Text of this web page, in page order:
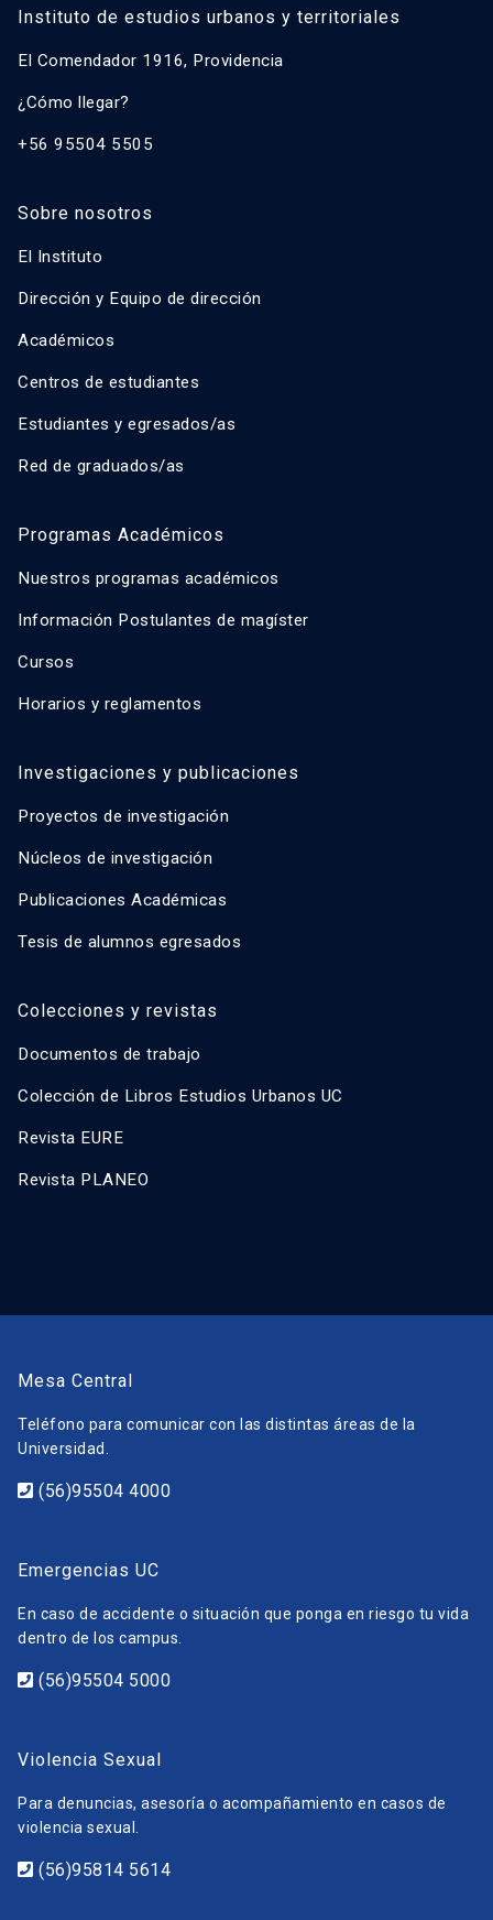
Instituto de estudios urbanos y territoriales
El Comendador 1916, Providencia
¿Cómo llegar?
+56 95504 5505
Sobre nosotros
El Instituto
Dirección y Equipo de dirección
Académicos
Centros de estudiantes
Estudiantes y egresados/as
Red de graduados/as
Programas Académicos
Nuestros programas académicos
Información Postulantes de magíster
Cursos
Horarios y reglamentos
Investigaciones y publicaciones
Proyectos de investigación
Núcleos de investigación
Publicaciones Académicas
Tesis de alumnos egresados
Colecciones y revistas
Documentos de trabajo
Colección de Libros Estudios Urbanos UC
Revista EURE
Revista PLANEO
Mesa Central
Teléfono para comunicar con las distintas áreas de la
Universidad.
(56)95504 4000
Emergencias UC
En caso de accidente o situación que ponga en riesgo tu vida
dentro de los campus.
(56)95504 5000
Violencia Sexual
Para denuncias, asesoría o acompañamiento en casos de
violencia sexual.
(56)95814 5614